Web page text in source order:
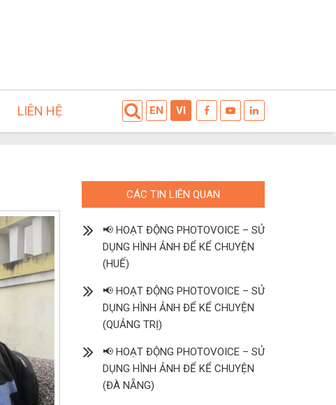
LIÊN HỆ EN VI
CÁC TIN LIÊN QUAN
📢 HOẠT ĐỘNG PHOTOVOICE – SỬ
DỤNG HÌNH ẢNH ĐỂ KỂ CHUYỆN
(HUẾ)
📢 HOẠT ĐỘNG PHOTOVOICE – SỬ
DỤNG HÌNH ẢNH ĐỂ KỂ CHUYỆN
(QUẢNG TRỊ)
📢 HOẠT ĐỘNG PHOTOVOICE – SỬ
DỤNG HÌNH ẢNH ĐỂ KỂ CHUYỆN
(ĐÀ NẴNG)